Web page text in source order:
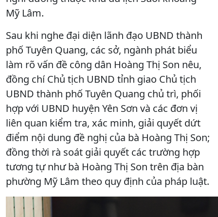
Mỹ Lâm.
Sau khi nghe đại diện lãnh đạo UBND thành
phố Tuyên Quang, các sở, ngành phát biểu
làm rõ vấn đề công dân Hoàng Thị Son nêu,
đồng chí Chủ tịch UBND tỉnh giao Chủ tịch
UBND thành phố Tuyên Quang chủ trì, phối
hợp với UBND huyện Yên Sơn và các đơn vị
liên quan kiểm tra, xác minh, giải quyết dứt
điểm nội dung đề nghị của bà Hoàng Thị Son;
đồng thời rà soát giải quyết các trường hợp
tương tự như bà Hoàng Thị Son trên địa bàn
phường Mỹ Lâm theo quy định của pháp luật.